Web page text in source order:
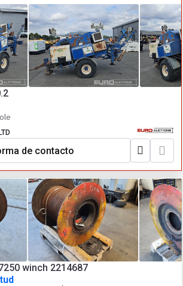
de contacto
winch 2214687